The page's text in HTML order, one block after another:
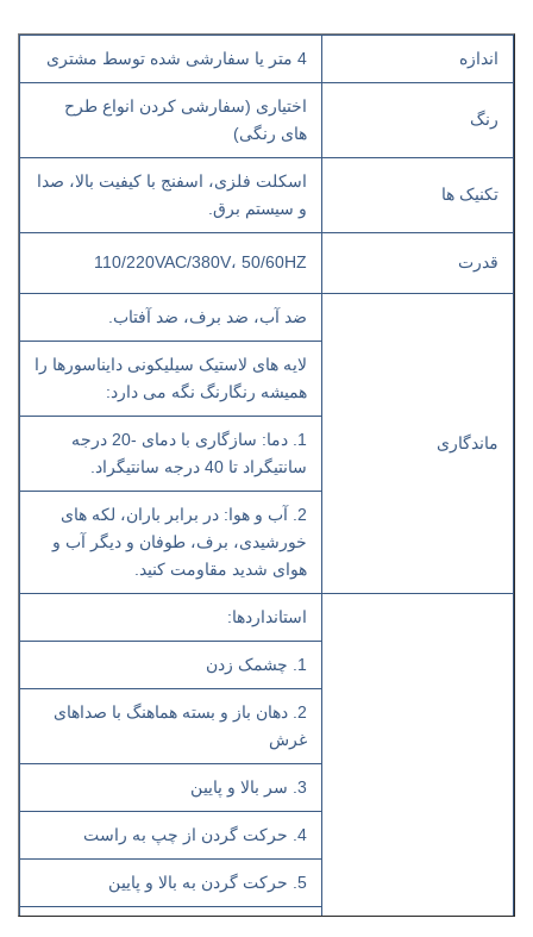
اندازه 4 متر یا سفارشی شده توسط مشتری
رنگ
اختیاری (سفارشی کردن انواع طرح
های رنگی)
تکنیک ها
اسکلت فلزی، اسفنج با کیفیت بالا، صدا
و سیستم برق.
قدرت 110/220VAC/380V، 50/60HZ
ماندگاری
ضد آب، ضد برف، ضد آفتاب.
لایه های لاستیک سیلیکونی دایناسورها را
همیشه رنگارنگ نگه می دارد:
1. دما: سازگاری با دمای -20 درجه
سانتیگراد تا 40 درجه سانتیگراد.
2. آب و هوا: در برابر باران، لکه های
خورشیدی، برف، طوفان و دیگر آب و
هوای شدید مقاومت کنید.
استانداردها:
1. چشمک زدن
2. دهان باز و بسته هماهنگ با صداهای
غرش
3. سر بالا و پایین
4. حرکت گردن از چپ به راست
5. حرکت گردن به بالا و پایین